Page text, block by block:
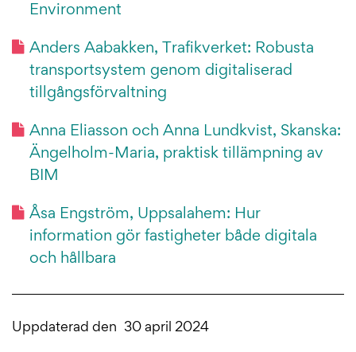
Environment
Anders Aabakken, Trafikverket: Robusta
transportsystem genom digitaliserad
tillgångsförvaltning
Anna Eliasson och Anna Lundkvist, Skanska:
Ängelholm-Maria, praktisk tillämpning av
BIM
Åsa Engström, Uppsalahem: Hur
information gör fastigheter både digitala
och hållbara
Uppdaterad den 30 april 2024